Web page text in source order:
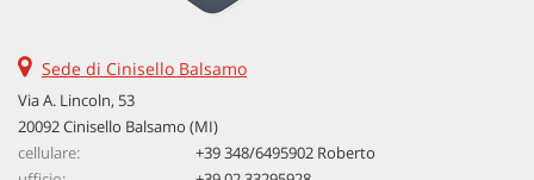
Sede di Cinisello Balsamo
Via A. Lincoln, 53
20092 Cinisello Balsamo (MI)
cellulare:
+39 348/6495902 Roberto